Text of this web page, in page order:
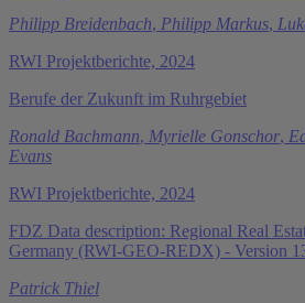
Philipp Breidenbach, Philipp Markus,
RWI Projektberichte, 2024
Berufe der Zukunft im Ruhrgebiet
Ronald Bachmann, Myrielle Gonschor,
Evans
RWI Projektberichte, 2024
FDZ Data description: Regional Real
Germany (RWI-GEO-REDX) - Version
Patrick Thiel